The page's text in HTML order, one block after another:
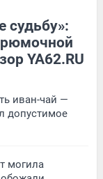
судьбу»:
рюмочной
YA62.RU
иван-чай —
допустимое
могила